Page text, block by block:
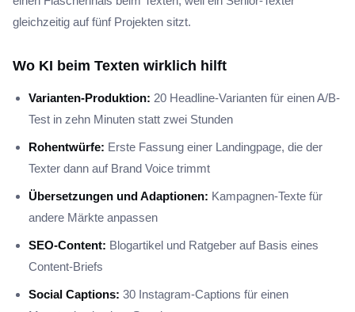
gleichzeitig auf fünf Projekten sitzt.
Wo KI beim Texten wirklich hilft
Varianten-Produktion: 20 Headline-Varianten für einen A/B-
Test in zehn Minuten statt zwei Stunden
Rohentwürfe: Erste Fassung einer Landingpage, die der
Texter dann auf Brand Voice trimmt
Übersetzungen und Adaptionen: Kampagnen-Texte für
andere Märkte anpassen
SEO-Content: Blogartikel und Ratgeber auf Basis eines
Content-Briefs
Social Captions: 30 Instagram-Captions für einen